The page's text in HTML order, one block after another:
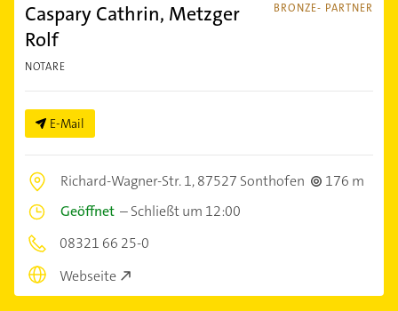
BRONZE- PARTNER
Caspary Cathrin, Metzger
Rolf
NOTARE
E-Mail
Richard-Wagner-Str. 1,87527 Sonthofen
176 m
Geöffnet –Schließt um 12:00
08321 66 25-0
Webseite